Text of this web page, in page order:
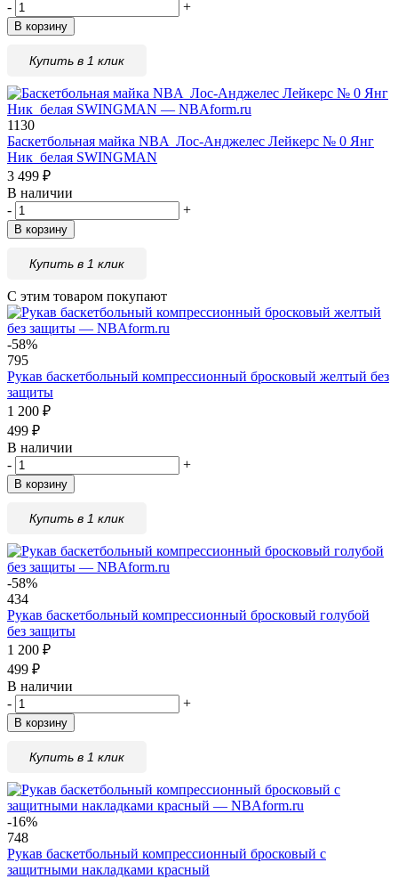
- +
В корзину
Купить в 1 клик
1130
Баскетбольная майка NBA Лос-Анджелес Лейкерс № 0 Янг
Ник белая SWINGMAN
3 499 ₽
В наличии
-
+
В корзину
Купить в 1 клик
С этим товаром покупают
-58%
795
Рукав баскетбольный компрессионный бросковый желтый без
защиты
1 200 ₽
499 ₽
В наличии
-
+
В корзину
Купить в 1 клик
-58%
434
Рукав баскетбольный компрессионный бросковый голубой
без защиты
1 200 ₽
499 ₽
В наличии
-
+
В корзину
Купить в 1 клик
-16%
748
Рукав баскетбольный компрессионный бросковый с
защитными накладками красный